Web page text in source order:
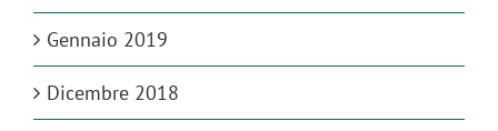
Gennaio 2019
Dicembre 2018